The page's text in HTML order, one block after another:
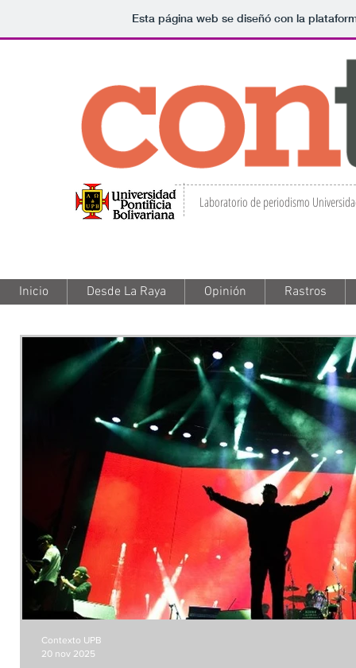
Esta página web se diseñó con la
Laboratorio de periodismo
Inicio Desde La Raya Opinión Rastros
Inicio Desde La Raya Opinión Rastros
Contexto UPB
20 nov 2025